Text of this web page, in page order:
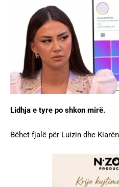
Lidhja e tyre po shkon mirë.
Bëhet fjalë për Luizin dhe